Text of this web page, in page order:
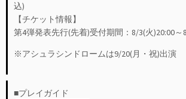
込)
【チケット情報】
第4弾発表先行(先着)受付期間：8/3(火)20:00～
※アシュラシンドロームは9/20(月・祝)出演
■プレイガイド